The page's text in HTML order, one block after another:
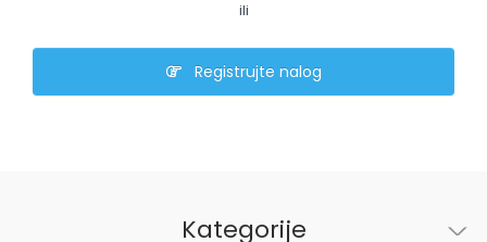
ili
Registrujte nalog
Kategorije